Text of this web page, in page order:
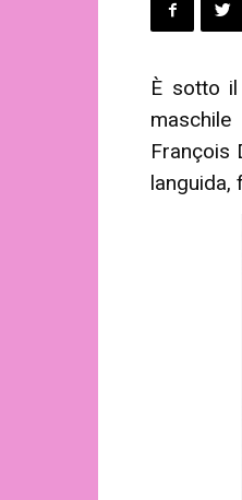
È sotto il
François
languida,